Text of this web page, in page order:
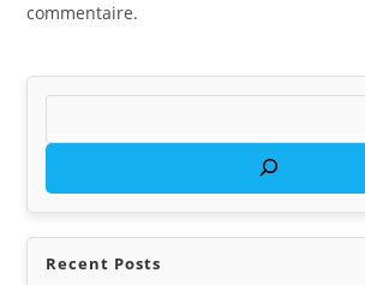
commentaire.
Recent Posts